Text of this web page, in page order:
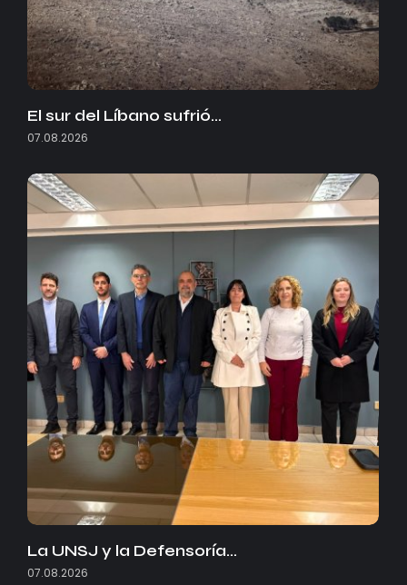
El sur del Líbano sufrió…
07.08.2026
La UNSJ y la Defensoría…
07.08.2026